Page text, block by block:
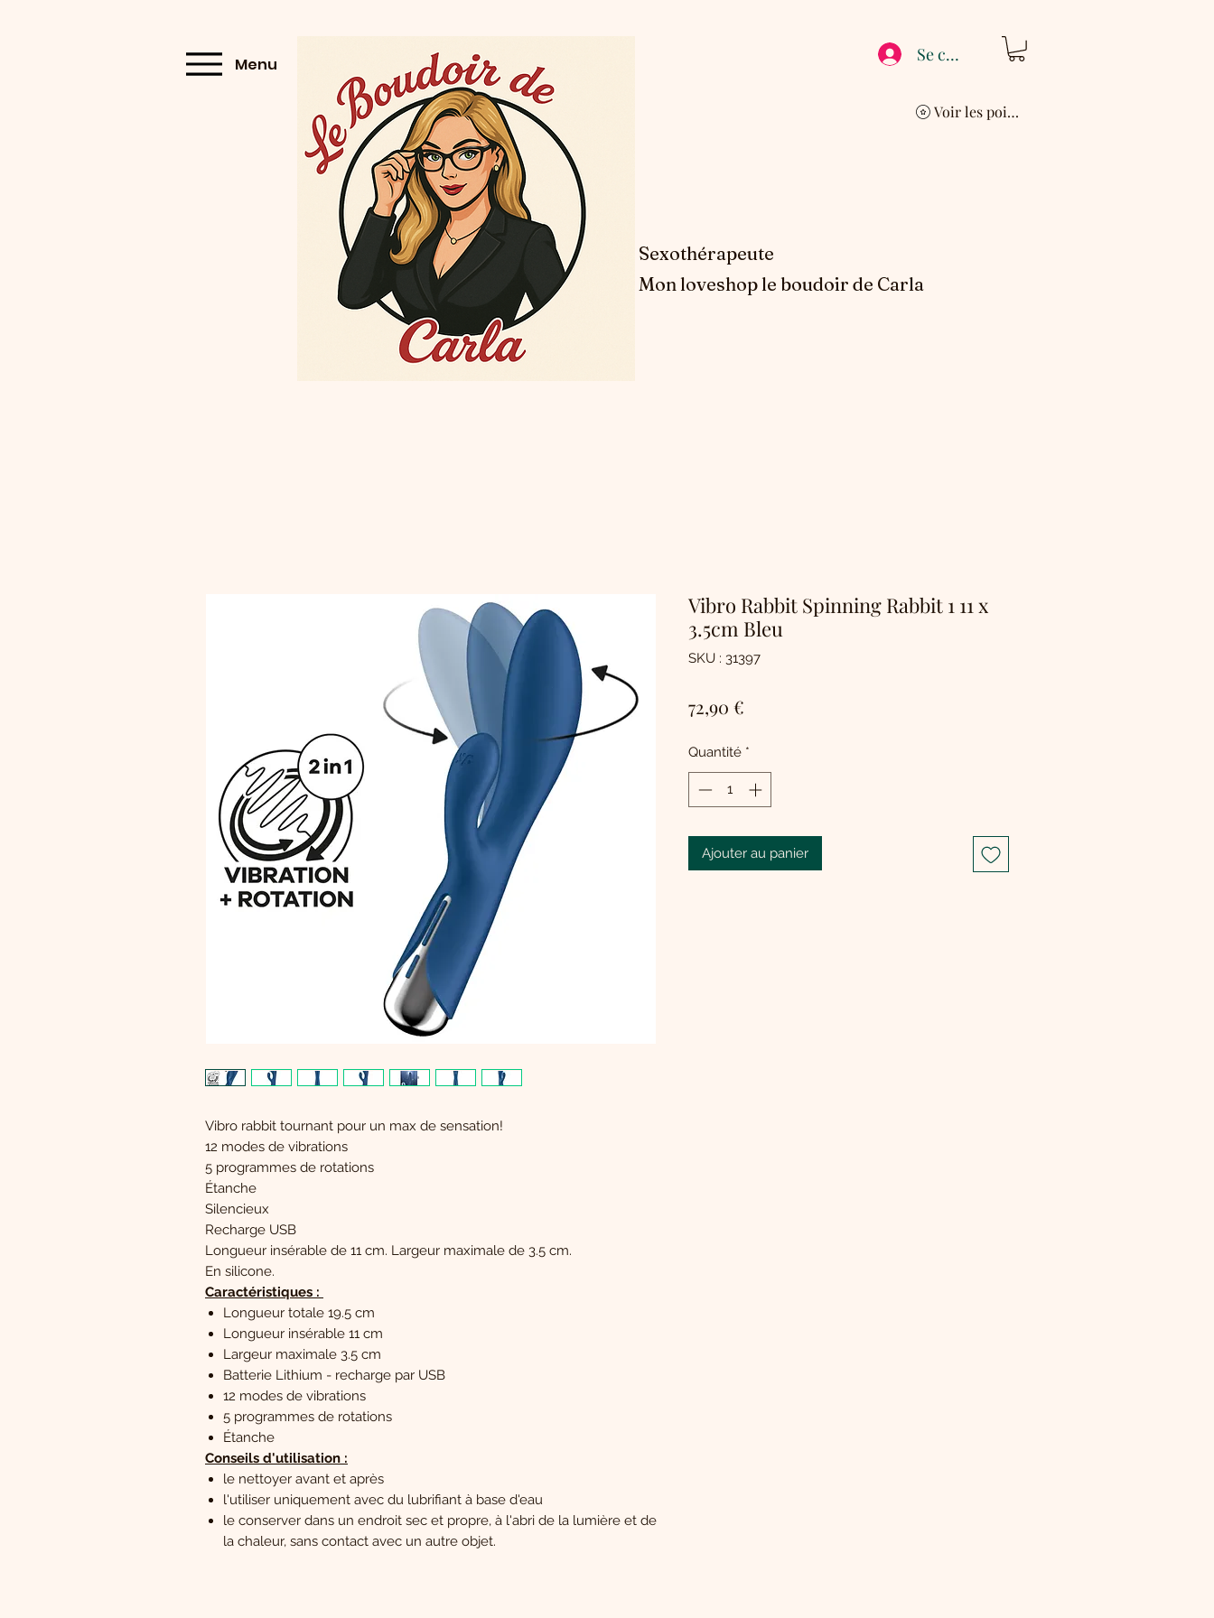
Menu
Menu Se connecter
Sexothérapeute
Mon loveshop le boudoir de Carla
Voir les points
Vibro rabbit tournant pour un max de sensation!
12 modes de vibrations
5 programmes de rotations
Étanche
Silencieux
Recharge USB
Longueur insérable de 11 cm. Largeur maximale de 3.5 cm.
En silicone.
Caractéristiques :
Longueur totale 19.5 cm
Longueur insérable 11 cm
Largeur maximale 3.5 cm
Batterie Lithium - recharge par USB
12 modes de vibrations
5 programmes de rotations
Étanche
Conseils d'utilisation :
le nettoyer avant et après
l'utiliser uniquement avec du lubrifiant à base d'eau
le conserver dans un endroit sec et propre, à l'abri de la lumière et de
la chaleur, sans contact avec un autre objet.
Vibro Rabbit Spinning Rabbit 1 11 x
3.5cm Bleu
SKU : 31397
72,90 €
Quantité *
Ajouter au panier